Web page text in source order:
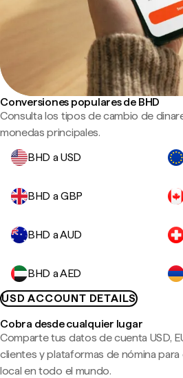
Conversiones populares de BHD
Consulta los tipos de cambio de
monedas principales.
BHD a USD
BHD a GBP
BHD a AUD
BHD a AED
USD ACCOUNT DETAILS
Cobra desde cualquier lugar
Comparte tus datos de cuenta USD,
clientes y plataformas de nómina
local en todo el mundo.